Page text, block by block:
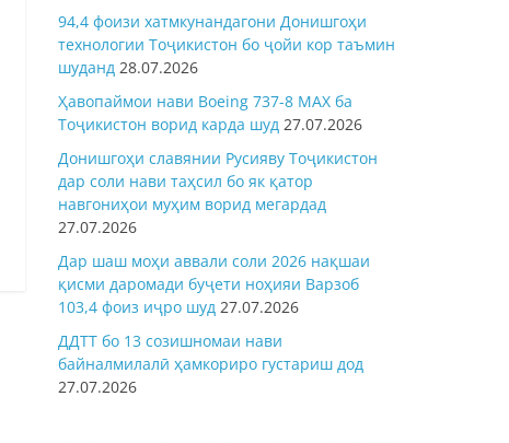
94,4 фоизи хатмкунандагони Донишгоҳи
технологии Тоҷикистон бо ҷойи кор таъмин
шуданд 28.07.2026
Ҳавопаймои нави Boeing 737-8 MAX ба
Тоҷикистон ворид карда шуд 27.07.2026
Донишгоҳи славянии Русияву Тоҷикистон
дар соли нави таҳсил бо як қатор
навгониҳои муҳим ворид мегардад
27.07.2026
Дар шаш моҳи аввали соли 2026 нақшаи
қисми даромади буҷети ноҳияи Варзоб
103,4 фоиз иҷро шуд 27.07.2026
ДДТТ бо 13 созишномаи нави
байналмилалӣ ҳамкориро густариш дод
27.07.2026